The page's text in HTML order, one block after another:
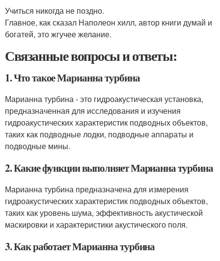
Учиться никогда не поздно.
Главное, как сказал Наполеон хилл, автор книги думай и
богатей, это жгучее желание.
Связанные вопросы и ответы:
1. Что такое Марианна турбина
Марианна турбина - это гидроакустическая установка,
предназначенная для исследования и изучения
гидроакустических характеристик подводных объектов,
таких как подводные лодки, подводные аппараты и
подводные мины.
2. Какие функции выполняет Марианна турбина
Марианна турбина предназначена для измерения
гидроакустических характеристик подводных объектов,
таких как уровень шума, эффективность акустической
маскировки и характеристики акустического поля.
3. Как работает Марианна турбина